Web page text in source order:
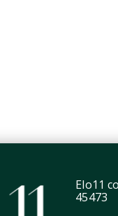
Elo11
45473